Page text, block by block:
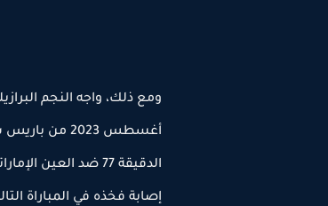
ومع ذلك، واجه النجم
أغسطس 2023
الدقيقة 77 ضد
إصابة فخذه في المباراة